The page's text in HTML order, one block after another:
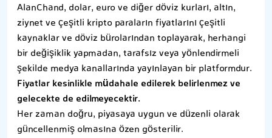
AlanChand, dolar, euro ve diğer döviz kurları, altın,
ziynet ve çeşitli kripto paraların fiyatlarını çeşitli
kaynaklar ve döviz bürolarından toplayarak, herhangi
bir değişiklik yapmadan, tarafsız veya yönlendirmeli
şekilde medya kanallarında yayınlayan bir platformdur.
Fiyatlar kesinlikle müdahale edilerek belirlenmez ve
gelecekte de edilmeyecektir.
Her zaman doğru, piyasaya uygun ve düzenli olarak
güncellenmiş olmasına özen gösterilir.